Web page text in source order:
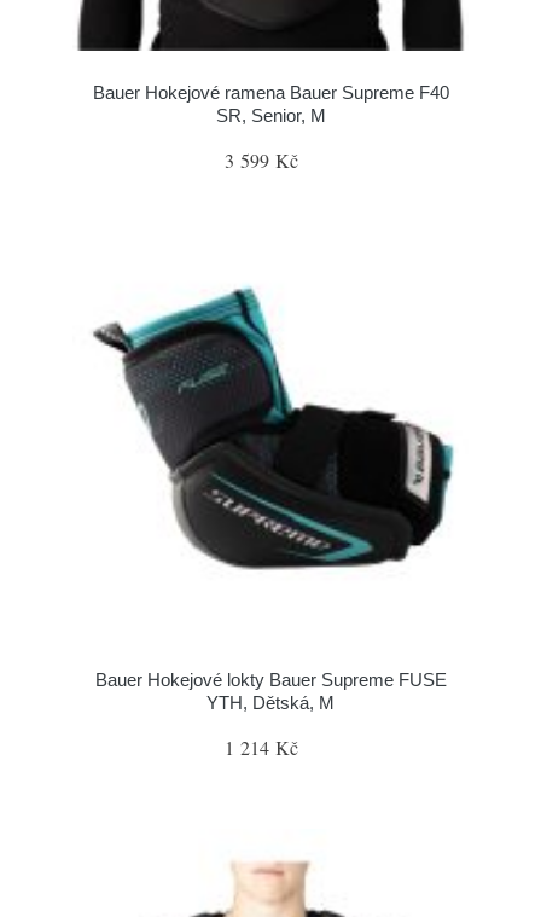
Bauer Hokejové ramena Bauer Supreme F40
SR, Senior, M
3 599 Kč
Bauer Hokejové lokty Bauer Supreme FUSE
YTH, Dětská, M
1 214 Kč